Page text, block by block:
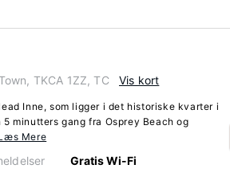
TKCA 1ZZ, TC Vis kort
Inne, som ligger i det historiske kvarter i
minutters gang fra Osprey Beach og
Mere
Gratis Wi-Fi